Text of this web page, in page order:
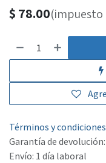
$ 78.00(impuesto
Términos y condiciones
Garantía de devolución:
Envío: 1 día laboral